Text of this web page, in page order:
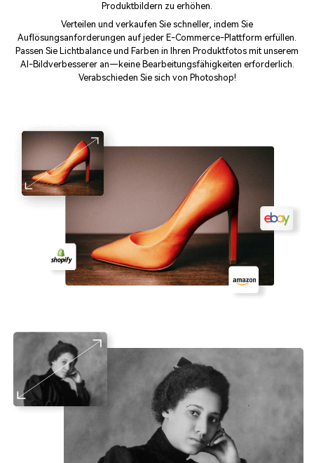
Produktbildern zu erhöhen.
Verteilen und verkaufen Sie schneller, indem Sie
Auflösungsanforderungen auf jeder E-Commerce-Plattform erfüllen.
Passen Sie Lichtbalance und Farben in Ihren Produktfotos mit unserem
AI-Bildverbesserer an—keine Bearbeitungsfähigkeiten erforderlich.
Verabschieden Sie sich von Photoshop!